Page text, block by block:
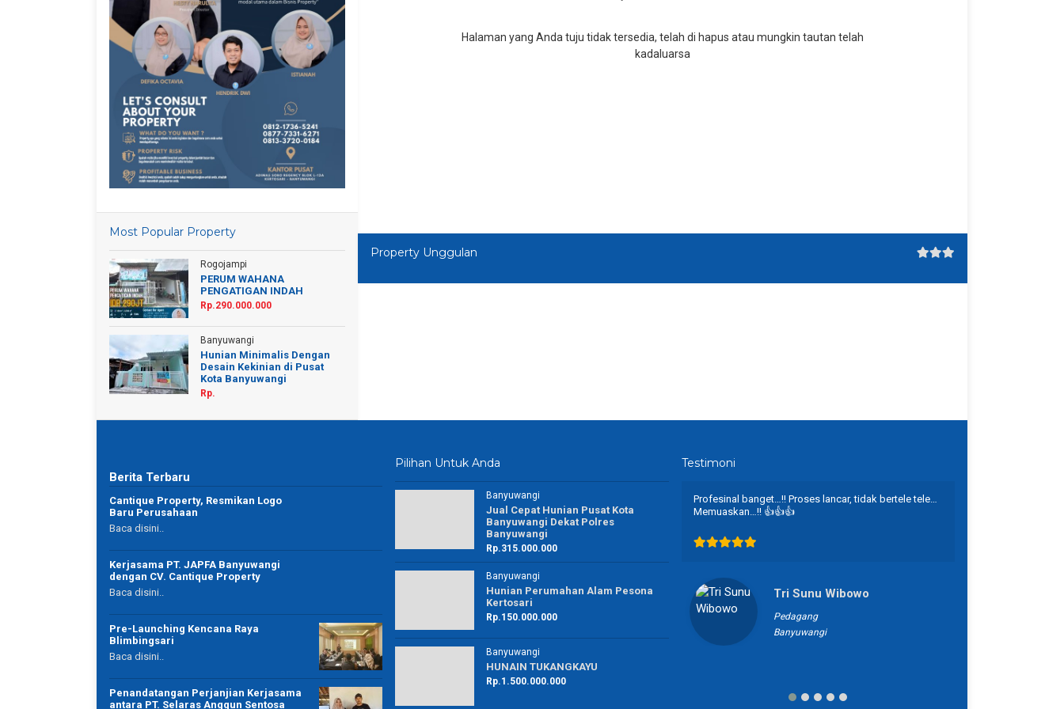
Halaman yang Anda tuju tidak tersedia, telah di hapus atau mungkin tautan telah
kadaluarsa
Property Unggulan
Most Popular Property
Rogojampi
PERUM WAHANA
PENGATIGAN INDAH
Rp.290.000.000
Banyuwangi
Hunian Minimalis Dengan
Desain Kekinian di Pusat
Kota Banyuwangi
Rp.
Berita Terbaru
Cantique Property, Resmikan Logo
Baru Perusahaan
Baca disini..
Kerjasama PT. JAPFA Banyuwangi
dengan CV. Cantique Property
Baca disini..
Pre-Launching Kencana Raya
Blimbingsari
Baca disini..
Penandatangan Perjanjian Kerjasama
antara PT. Selaras Anggun Sentosa
Pilihan Untuk Anda
Banyuwangi
Jual Cepat Hunian Pusat Kota
Banyuwangi Dekat Polres
Banyuwangi
Rp.315.000.000
Banyuwangi
Hunian Perumahan Alam Pesona
Kertosari
Rp.150.000.000
Banyuwangi
HUNAIN TUKANGKAYU
Rp.1.500.000.000
Testimoni
Agent property yang amanah dan luar biasa 👍
maya puspito ningrum
Sip buat bekerjasama, tetap semangat dan berjuang
Carlisa Arsyhfa
Customer
Profesinal banget…!! Proses lancar, tidak bertele tele…
Memuaskan…!! 👍👍👍
Tri Sunu Wibowo
Pedagang
Banyuwangi